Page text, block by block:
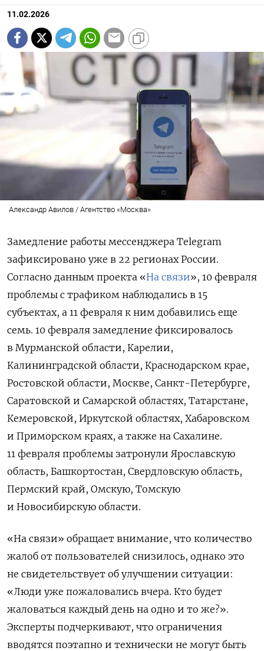
11.02.2026
Александр Авилов / Агентство «Москва»
Замедление работы мессенджера Telegram
зафиксировано уже в 22 регионах России.
Согласно данным проекта «На связи», 10 февраля
проблемы с трафиком наблюдались в 15
субъектах, а 11 февраля к ним добавились еще
семь. 10 февраля замедление фиксировалось
в Мурманской области, Карелии,
Калининградской области, Краснодарском крае,
Ростовской области, Москве, Санкт-Петербурге,
Саратовской и Самарской областях, Татарстане,
Кемеровской, Иркутской областях, Хабаровском
и Приморском краях, а также на Сахалине.
11 февраля проблемы затронули Ярославскую
область, Башкортостан, Свердловскую область,
Пермский край, Омскую, Томскую
и Новосибирскую области.
«На связи» обращает внимание, что количество
жалоб от пользователей снизилось, однако это
не свидетельствует об улучшении ситуации:
«Люди уже пожаловались вчера. Кто будет
жаловаться каждый день на одно и то же?».
Эксперты подчеркивают, что ограничения
вводятся поэтапно и технически не могут быть